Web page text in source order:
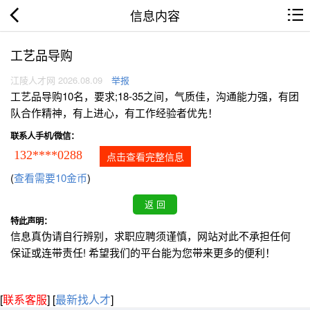
信息内容
工艺品导购
江陵人才网 2026.08.09 举报
工艺品导购10名，要求;18-35之间，气质佳，沟通能力强，有团
队合作精神，有上进心，有工作经验者优先！
联系人手机/微信：
132****0288 点击查看完整信息
(查看需要10金币)
特此声明：
信息真伪请自行辨别，求职应聘须谨慎，网站对此不承担任何
保证或连带责任! 希望我们的平台能为您带来更多的便利！
[联系客服] [最新找人才]